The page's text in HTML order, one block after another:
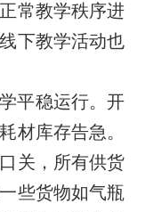
常教学秩序进
下教学活动也
平稳运行。开
材库存告急。
关，所有供货
些货物如气瓶